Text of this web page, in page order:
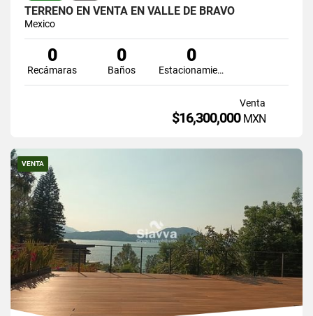
TERRENO EN VENTA EN VALLE DE BRAVO
Mexico
0
Recámaras
0
Baños
0
Estacionamiento
Venta
$16,300,000 MXN
VENTA